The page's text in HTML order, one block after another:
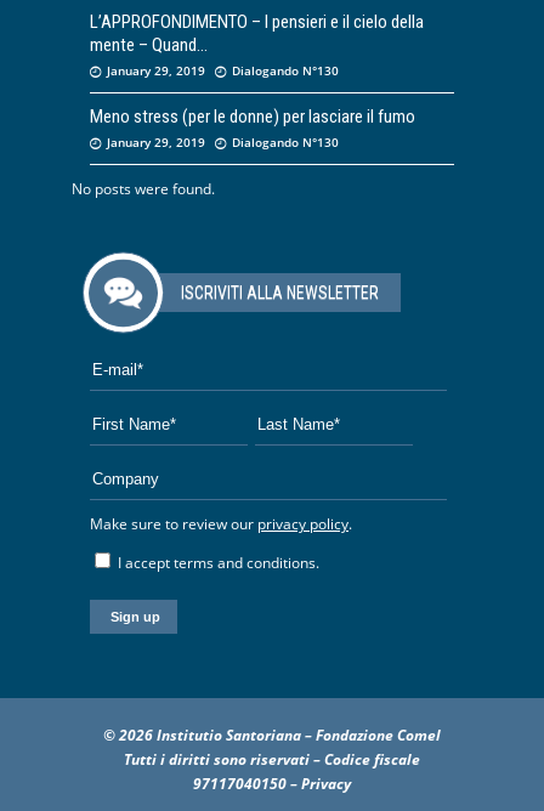
L’APPROFONDIMENTO – I pensieri e il cielo della
mente – Quand
January 29, 2019 Dialogando N°130
Meno stress (per le donne) per lasciare il fumo
January 29, 2019 Dialogando N°130
No posts were found.
ISCRIVITI ALLA NEWSLETTER
Make sure to review our privacy policy.
I accept terms and conditions.
© 2026 Institutio Santoriana – Fondazione Comel
Tutti i diritti sono riservati – Codice fiscale
97117040150 –Privacy